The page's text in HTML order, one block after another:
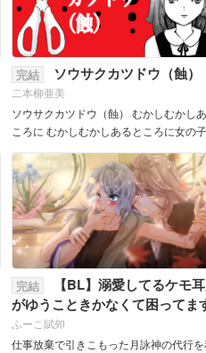
完結 ソウサクカツドウ（蝕）
二本柳亜美
ソウサクカツドウ（蝕） むかしむかし
ころに むかしむかしあるところに女の
した。おにいちゃんは女の子の趣味...
完結
【BL】溺愛してるケモ
がゆうこときかなくて困ってま
ふーこ賦夘
仕事放棄で引きこもった月詠神の代行